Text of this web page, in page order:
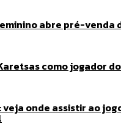
abre pré-venda
como jogador do
veja onde assistir ao